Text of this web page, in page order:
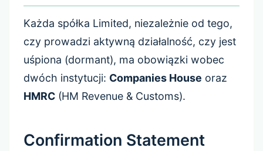
Każda spółka Limited, niezależnie od tego,
czy prowadzi aktywną działalność, czy jest
uśpiona (dormant), ma obowiązki wobec
dwóch instytucji: Companies House oraz
HMRC (HM Revenue & Customs).
Confirmation Statement